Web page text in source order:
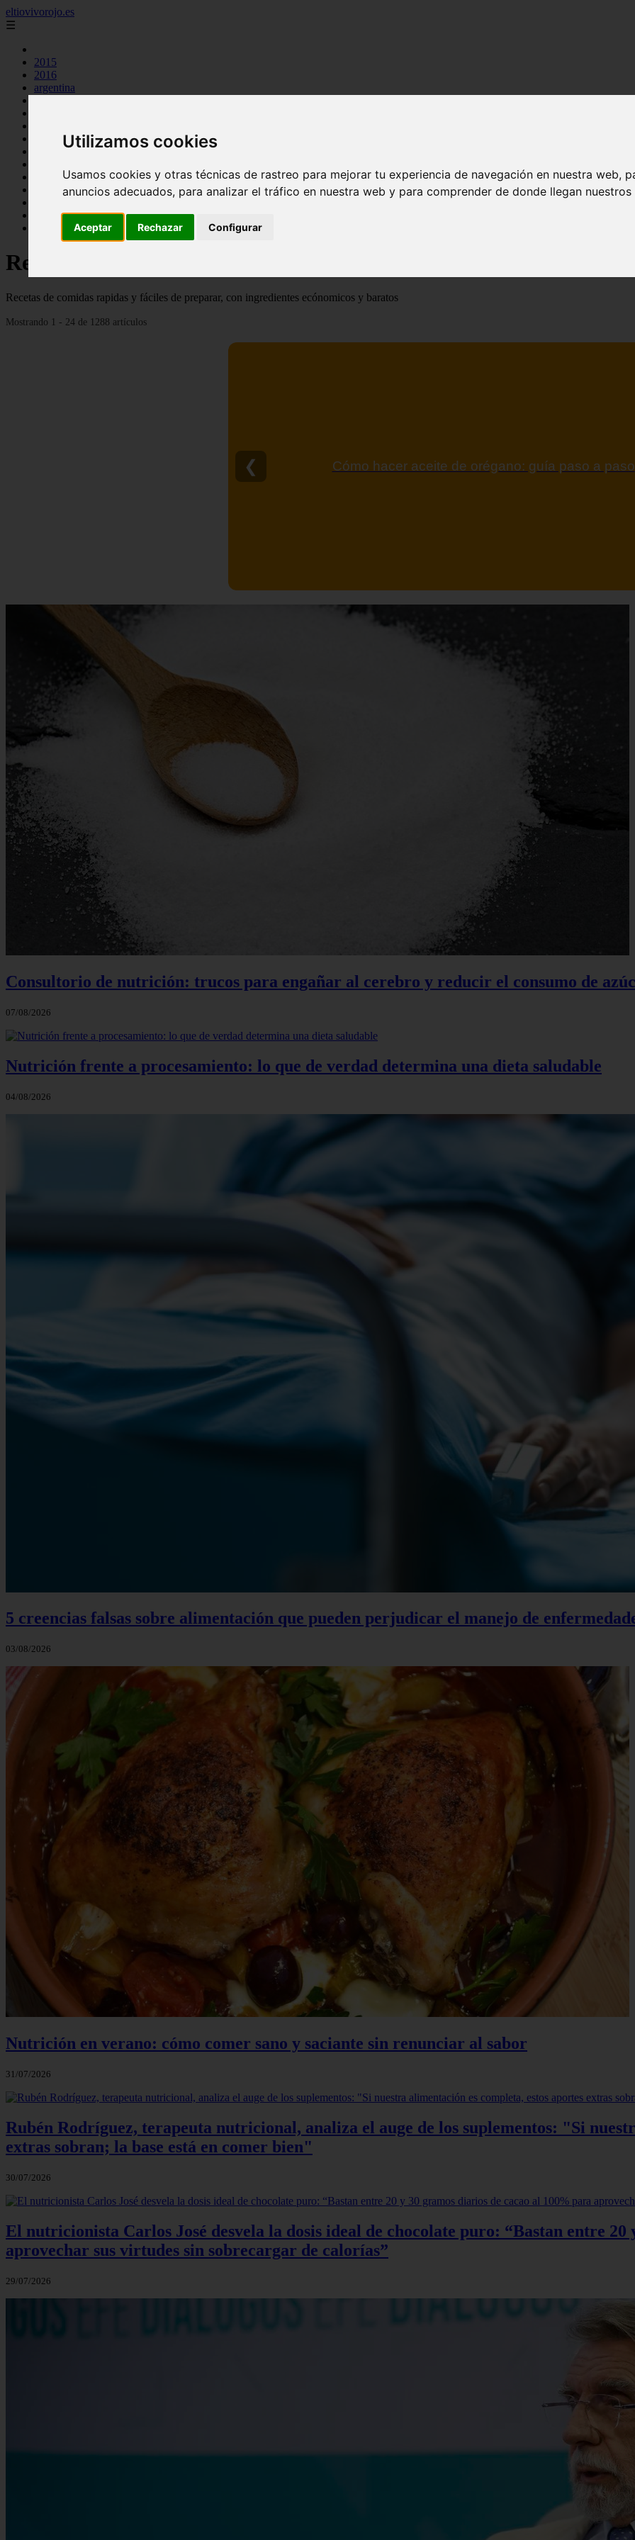
Utilizamos cookies
Usamos cookies y otras técnicas de rastreo para mejorar tu experiencia de navegación en nuestra web,
anuncios adecuados, para analizar el tráfico en nuestra web y para comprender de donde llegan
Aceptar Rechazar Configurar
eltiovivorojo.es
☰
2015
2016
argentina
huevos
mariscos
postres
producto
venezuela
Recetas faciles y rápidas
Recetas de comidas rapidas y fáciles de preparar, con ingredientes ecónomicos y baratos
Mostrando 1 - 24 de 1288 artículos
Contraindicaciones del espino amarillo: conocelas
❮
Consultorio de nutrición: trucos para engañar al cerebro y reducir el consumo de
07/08/2026
Nutrición frente a procesamiento: lo que de verdad determina una dieta saludable
04/08/2026
5 creencias falsas sobre alimentación que pueden perjudicar el manejo de
03/08/2026
Nutrición en verano: cómo comer sano y saciante sin renunciar al sabor
31/07/2026
Rubén Rodríguez, terapeuta nutricional, analiza el auge de los suplementos: "Si
extras sobran; la base está en comer bien"
30/07/2026
El nutricionista Carlos José desvela la dosis ideal de chocolate puro: “Bastan entre
aprovechar sus virtudes sin sobrecargar de calorías”
29/07/2026